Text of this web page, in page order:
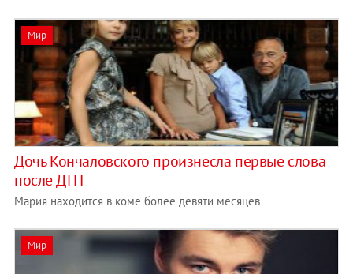
Мир
Дочь Кончаловского произнесла первые слова
после ДТП
Мария находится в коме более девяти месяцев
Мир